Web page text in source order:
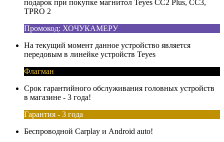
подарок при покупке магнитол Teyes CC2 Plus, CC3,
TPRO 2
Промокод: ХОЧУКАМЕРУ
На текущий момент данное устройство является
передовым в линейке устройств Teyes
Флагман
Срок гарантийного обслуживания головных устройств
в магазине - 3 года!
Гарантия - 3 года
Беспроводной Carplay и Android auto!